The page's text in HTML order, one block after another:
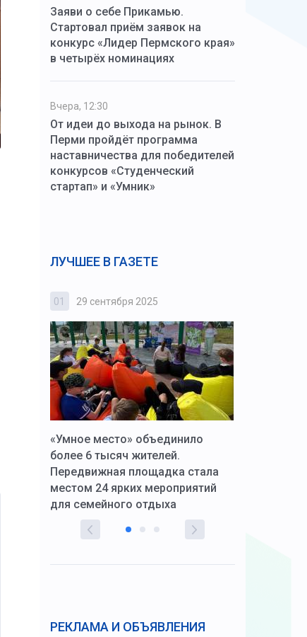
Заяви о себе Прикамью.
Стартовал приём заявок на
конкурс «Лидер Пермского края»
в четырёх номинациях
Вчера, 12:30
От идеи до выхода на рынок. В
Перми пройдёт программа
наставничества для победителей
конкурсов «Студенческий
стартап» и «Умник»
ЛУЧШЕЕ В ГАЗЕТЕ
01 29 сентября 2025
«Умное место» объединило
более 6 тысяч жителей.
Передвижная площадка стала
местом 24 ярких мероприятий
для семейного отдыха
РЕКЛАМА И ОБЪЯВЛЕНИЯ